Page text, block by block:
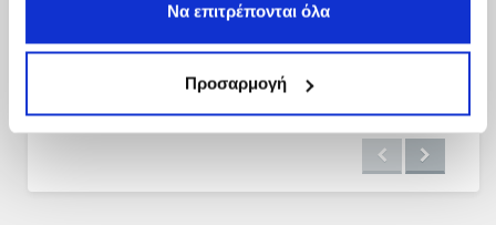
Να επιτρέπονται όλα
Προσαρμογή